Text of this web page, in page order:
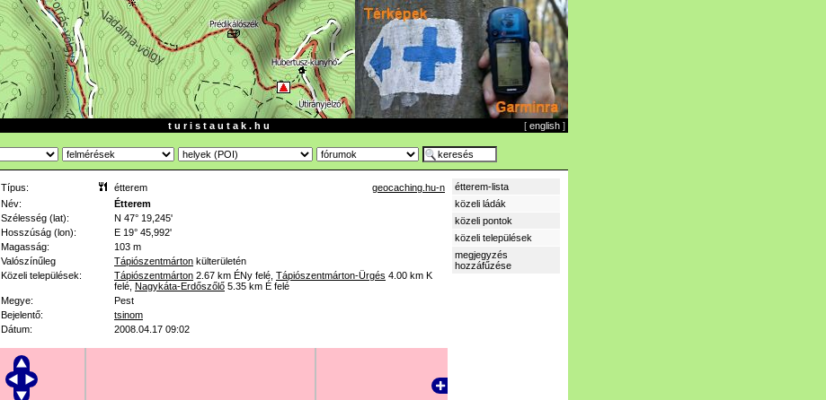
t u r i s t a u t a k . h u [ english ]
Típus: étterem
geocaching.hu-n
Név:
Étterem
Szélesség (lat):
N 47° 19,245'
Hosszúság (lon):
E 19° 45,992'
Magasság:
103 m
Valószínűleg
Tápiószentmárton külterületén
Közeli települések:
Tápiószentmárton 2.67 km ÉNy felé Tápiószentmárton-Ürgés 4.00 km K
felé Nagykáta-Erdőszőlő 5.35 km É felé
Megye:
Pest
Bejelentő:
tsinom
Dátum:
2008.04.17 09:02
étterem-lista
közeli ládák
közeli pontok
közeli települések
megjegyzés
hozzáfűzése